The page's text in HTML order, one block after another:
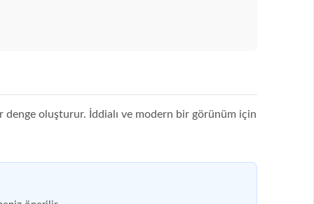
oluşturur. İddialı ve modern bir görünüm için